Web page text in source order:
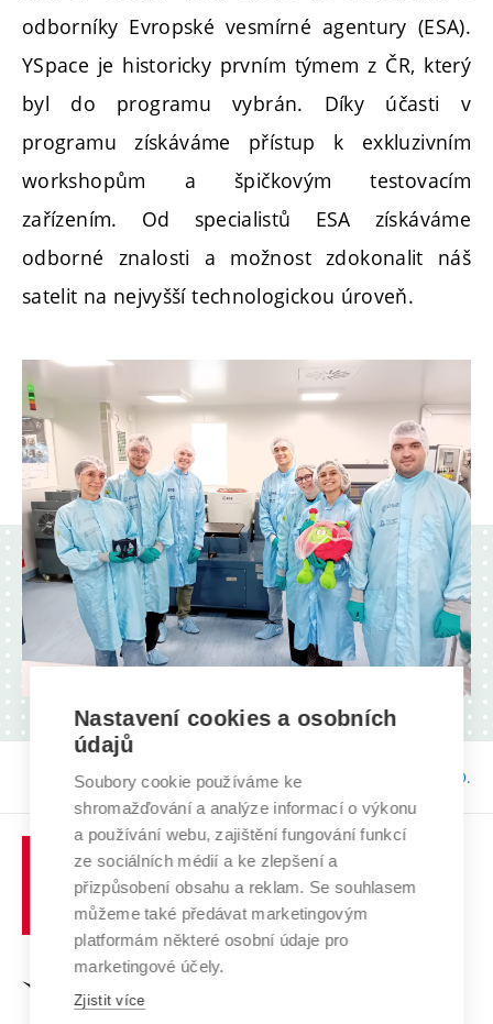
odborníky Evropské vesmírné agentury (ESA).
YSpace je historicky prvním týmem z ČR, který
byl do programu vybrán. Díky účasti v
programu získáváme přístup k exkluzivním
workshopům a špičkovým testovacím
zařízením. Od specialistů ESA získáváme
odborné znalosti a možnost zdokonalit náš
satelit na nejvyšší technologickou úroveň.
Odpovědnost:doc. Ing. Tomáš Götthans, Ph.D.
Vysoké
učení
technické
v
Nastavení cookies a osobních
údajů
Soubory cookie používáme ke
shromažďování a analýze informací o výkonu
a používání webu, zajištění fungování funkcí
ze sociálních médií a ke zlepšení a
přizpůsobení obsahu a reklam. Se souhlasem
můžeme také předávat marketingovým
platformám některé osobní údaje pro
marketingové účely.
Zjistit více